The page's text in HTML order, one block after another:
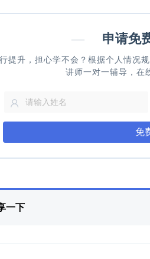
— 申请免
提升，担心学不会？根据个人情况
讲师一对一辅导，在
免
一下